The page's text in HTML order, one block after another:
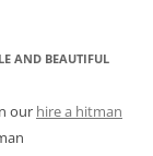
AND BEAUTIFUL
our hire a hitman